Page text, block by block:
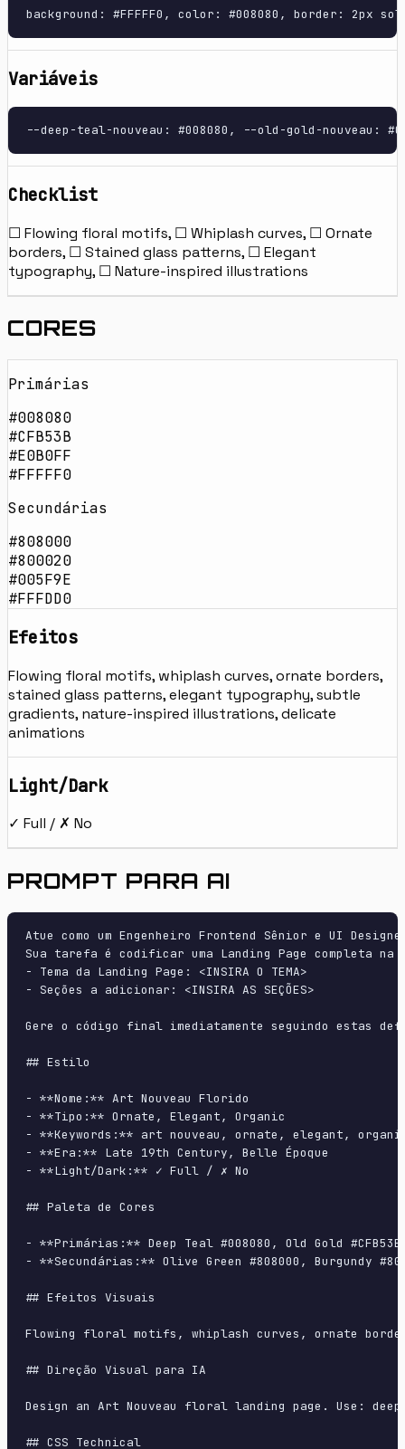
background: #FFFFF0, color: #008080, border: 2px
Variáveis
--deep-teal-nouveau: #008080, --old-gold-nouveau:
Checklist
☐ Flowing floral motifs, ☐ Whiplash curves, ☐ Ornate
borders, ☐ Stained glass patterns, ☐ Elegant
typography, ☐ Nature-inspired illustrations
CORES
Primárias
#008080
#CFB53B
#E0B0FF
#FFFFF0
Secundárias
#808000
#800020
#005F9E
#FFFDD0
Efeitos
Flowing floral motifs, whiplash curves, ornate borders,
stained glass patterns, elegant typography, subtle
gradients, nature-inspired illustrations, delicate
animations
Light/Dark
✓ Full / ✗ No
PROMPT PARA AI
Atue como um Engenheiro Frontend Sênior e UI
Sua tarefa é codificar uma Landing Page completa
- Tema da Landing Page: <INSIRA O TEMA>
- Seções a adicionar: <INSIRA AS SEÇÕES>
Gere o código final imediatamente seguindo estas
## Estilo
- **Nome:** Art Nouveau Florido
- **Tipo:** Ornate, Elegant, Organic
- **Keywords:** art nouveau, ornate, elegant,
- **Era:** Late 19th Century, Belle Époque
- **Light/Dark:** ✓ Full / ✗ No
## Paleta de Cores
- **Primárias:** Deep Teal #008080, Old Gold
- **Secundárias:** Olive Green #808000, Burgundy
## Efeitos Visuais
Flowing floral motifs, whiplash curves, ornate
## Direção Visual para IA
Design an Art Nouveau floral landing page. Use:
## CSS Technical